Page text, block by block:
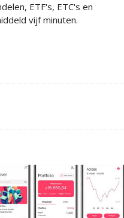
ETF's, ETC's en
vijf minuten.